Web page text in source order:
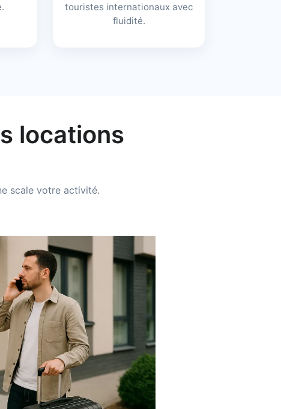
touristes internationaux avec
fluidité.
locations
scale votre activité.